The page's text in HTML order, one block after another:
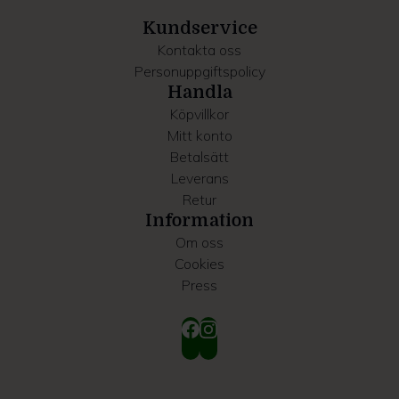
Kundservice
Kontakta oss
Personuppgiftspolicy
Handla
Köpvillkor
Mitt konto
Betalsätt
Leverans
Retur
Information
Om oss
Cookies
Press